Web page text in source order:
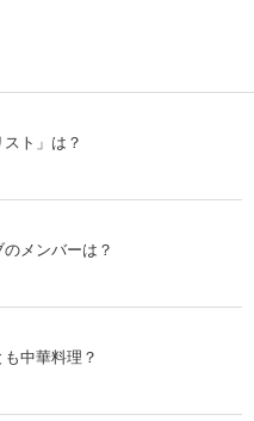
ト」は？
メンバーは？
中華料理？